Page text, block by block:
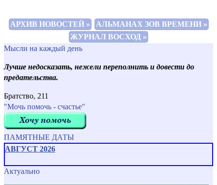
АРХИВ НОВОСТЕЙ »
АЛЬМАНАХ ЗОВ ВРЕМЕНИ »
ЖУРНАЛ ВОСХОД »
Мысли на каждый день
Лучше недосказать, нежели переполнить и довести до
предательства.
Братство, 211
"Мочь помочь - счастье"
ПАМЯТНЫЕ ДАТЫ
АВГУСТ 2026
Актуально